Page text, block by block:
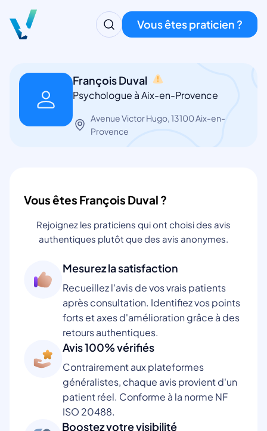
Vous êtes praticien ?
François Duval
Psychologue à Aix-en-Provence
Avenue Victor Hugo, 13100 Aix-en-
Provence
Vous êtes François Duval ?
Rejoignez les praticiens qui ont choisi des avis
authentiques plutôt que des avis anonymes.
Mesurez la satisfaction
Recueillez l'avis de vos vrais patients
après consultation. Identifiez vos points
forts et axes d'amélioration grâce à des
retours authentiques.
Avis 100% vérifiés
Contrairement aux plateformes
généralistes, chaque avis provient d'un
patient réel. Conforme à la norme NF
ISO 20488.
Boostez votre visibilité